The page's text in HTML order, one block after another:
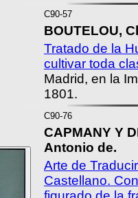
C90-57
BOUTELOU,
Tratado de la
cultivar toda
Madrid, en la
1801.
C90-76
CAPMANY Y
Antonio de.
Arte de
Castellano.